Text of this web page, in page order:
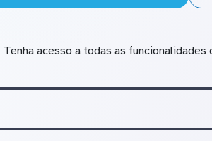
Tenha acesso a todas as